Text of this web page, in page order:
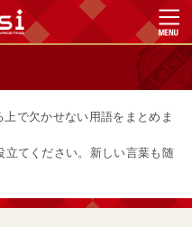
で欠かせない用語をまとめま
てください。新しい言葉も随